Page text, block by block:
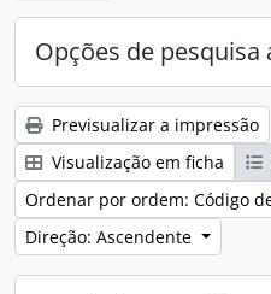
Opções de pesquisa
Previsualizar a impressão
Visualização em ficha
Ordenar por ordem: Código
Direção: Ascendente